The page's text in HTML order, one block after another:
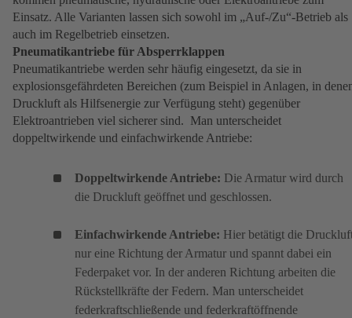
Einsatz. Alle Varianten lassen sich sowohl im „Auf-/Zu“-Betrieb als
auch im Regelbetrieb einsetzen.
Pneumatikantriebe für Absperrklappen
Pneumatikantriebe werden sehr häufig eingesetzt, da sie in
explosionsgefährdeten Bereichen (zum Beispiel in Anlagen, in
Druckluft als Hilfsenergie zur Verfügung steht) gegenüber
Elektroantrieben viel sicherer sind. Man unterscheidet
doppeltwirkende und einfachwirkende Antriebe:
Doppeltwirkende Antriebe: Die Armatur wird durch
die Druckluft geöffnet und geschlossen.
Einfachwirkende Antriebe: Hier betätigt die
nur eine Richtung der Armatur und spannt dabei ein
Federpaket vor. In der anderen Richtung arbeiten die
Rückstellkräfte der Federn. Man unterscheidet
federkraftschließende und federkraftöffnende